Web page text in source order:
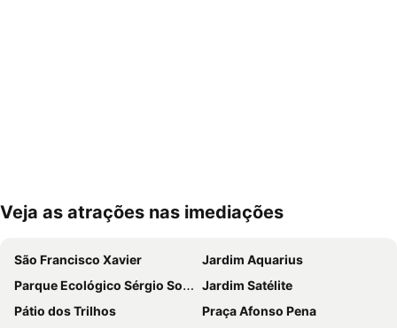
Ampliar mapa
Veja as atrações nas imediações
São Francisco Xavier
Jardim Aquarius
Parque Ecológico Sérgio Sobral de Oliveira
Jardim Satélite
Pátio dos Trilhos
Praça Afonso Pena